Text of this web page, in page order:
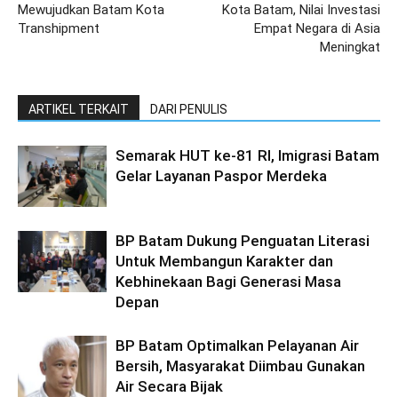
Mewujudkan Batam Kota
Transhipment
Kota Batam, Nilai Investasi
Empat Negara di Asia
Meningkat
ARTIKEL TERKAIT DARI PENULIS
Semarak HUT ke-81 RI, Imigrasi Batam
Gelar Layanan Paspor Merdeka
BP Batam Dukung Penguatan Literasi
Untuk Membangun Karakter dan
Kebhinekaan Bagi Generasi Masa
Depan
BP Batam Optimalkan Pelayanan Air
Bersih, Masyarakat Diimbau Gunakan
Air Secara Bijak